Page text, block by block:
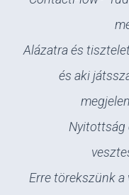
Alázatra és
és aki
Nyitottság
Erre törekszünk a